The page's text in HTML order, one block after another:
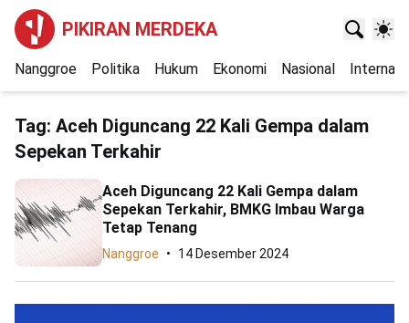
PIKIRAN MERDEKA
Nanggroe Politika Hukum Ekonomi Nasional
Tag: Aceh Diguncang 22 Kali Gempa dalam
Sepekan Terkahir
Aceh Diguncang 22 Kali Gempa dalam
Sepekan Terkahir, BMKG Imbau Warga
Tetap Tenang
Nanggroe 14 Desember 2024